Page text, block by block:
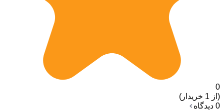
0
(از 1 خریدار)
0 دیدگاه